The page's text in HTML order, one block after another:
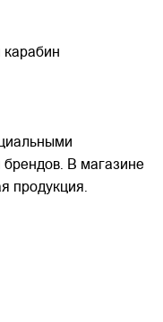
брендов. В магазине
продукция.